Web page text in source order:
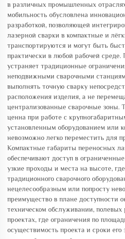
в различных промышленных
мобильность обусловлена
разработкой, позволяющей
лазерной сварки в компактные и
транспортируются и могут быть
практически в любой рабочей среде.
устраняет традиционные
неподвижными сварочными
выполнять точную сварку
расположения изделия, а не
централизованные сварочные зоны.
ценна при работе с
установленным оборудованием или
невозможно легко переместить для
Компактные габариты переносных
обеспечивают доступ в
узкие проходы и места на высоте,
традиционного сварочного
нецелесообразным или попросту
преимущество в плане доступности
техническом обслуживании,
проектах, где ограничения по
осуществимость проекта и сроки